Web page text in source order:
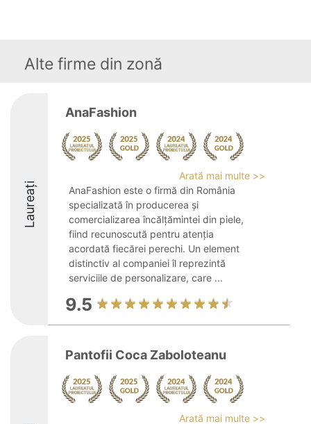
Alte firme din zonă
Laureați
AnaFashion
Arată mai multe >>
AnaFashion este o firmă din România
specializată în producerea și
comercializarea încălțămintei din piele,
fiind recunoscută pentru atenția
acordată fiecărei perechi. Un element
distinctiv al companiei îl reprezintă
serviciile de personalizare, care ...
9.5
Pantofii Coca Zaboloteanu
Arată mai multe >>